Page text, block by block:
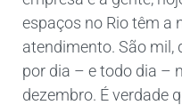
espaços no Rio têm a
atendimento. São mil,
por dia – e todo dia –
dezembro. É verdade